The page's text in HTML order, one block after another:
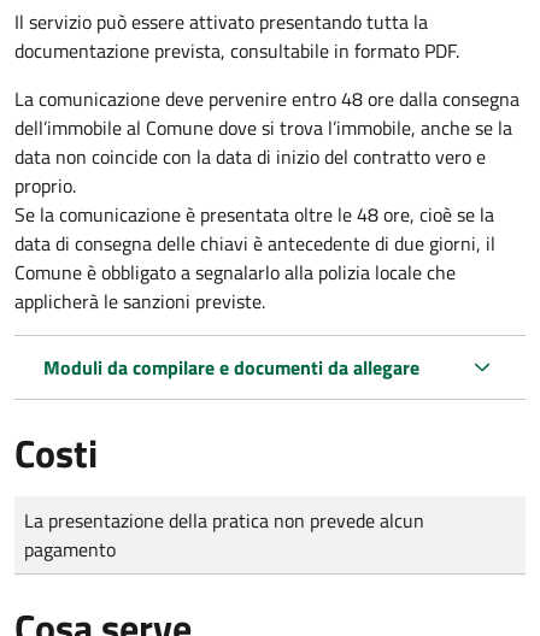
Il servizio può essere attivato presentando tutta la
documentazione prevista, consultabile in formato PDF.
La comunicazione deve pervenireentro 48 oredalla consegna
dell’immobile al Comune dove si trova l’immobile, anche se la
data non coincide con la data di inizio del contratto vero e
proprio.
Se la comunicazione è presentata oltre le 48 ore, cioè se la
data di consegna delle chiavi è antecedente di due giorni, il
Comune è obbligato a segnalarlo alla polizia locale che
applicherà le sanzioni previste.
Moduli da compilare e documenti da allegare
Costi
Tipo di pagamento
Importo
La presentazione della pratica non prevede alcun
pagamento